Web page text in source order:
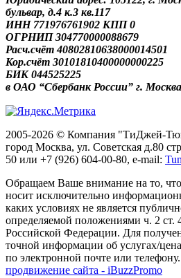
бульвар, д.4 к.3 кв.117
ИНН 771976761902 КПП 0
ОГРНИП 304770000088679
Расч.счёт 40802810638000014501
Кор.счёт 30101810400000000225
БИК 044525225
в ОАО “Сбербанк России” г. Москва
2005-2026 © Компания "ТиДжей-
город Москва, ул. Советская д.80
50 или +7 (926) 604-00-80, e-mail:
Обращаем Ваше внимание на то,
носит исключительно
каких условиях не является
определяемой положениями ч. 2 ст.
Российской Федерации. Для
точной информации об услугах/
по электронной почте или телефону.
продвижение сайта - iBuzzPromo